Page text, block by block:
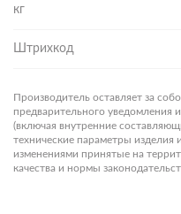
кг
Штрихкод
Производитель оставляет за
предварительного уведомления
(включая внутренние
технические параметры изделия
изменениями принятые на
качества и нормы